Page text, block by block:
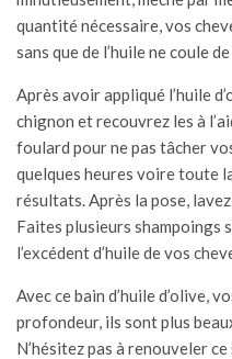
quantité nécessaire, vos
sans que de l’huile ne coule
Après avoir appliqué l’huile
chignon et recouvrez les à
foulard pour ne pas tâcher
quelques heures voire toute
résultats. Après la pose,
Faites plusieurs shampoings
l’excédent d’huile de vos
Avec ce bain d’huile d’olive,
profondeur, ils sont plus
N’hésitez pas à renouveler